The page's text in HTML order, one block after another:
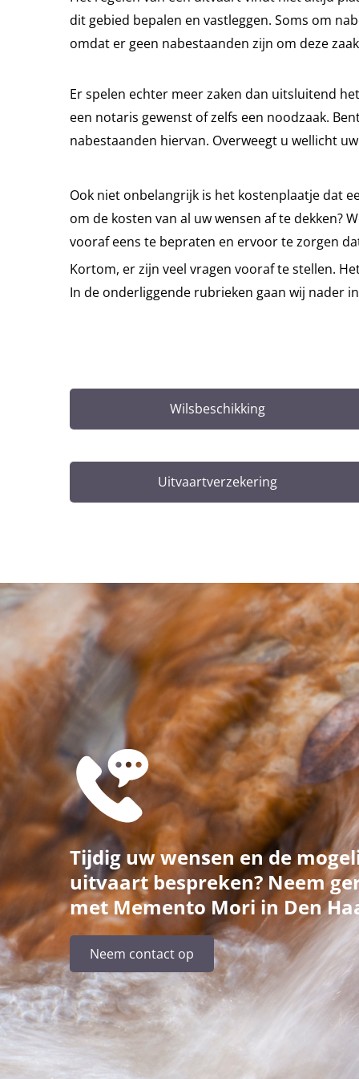
dit gebied bepalen en vastleggen. Soms om
omdat er geen nabestaanden zijn om deze
Er spelen echter meer zaken dan uitsluitend
een notaris gewenst of zelfs een noodzaak.
nabestaanden hiervan. Overweegt u wellicht
Ook niet onbelangrijk is het kostenplaatje dat
om de kosten van al uw wensen af te dekken?
vooraf eens te bepraten en ervoor te zorgen
Kortom, er zijn veel vragen vooraf te stellen.
In de onderliggende rubrieken gaan wij nader
Wilsbeschikking
Uitvaartverzekering
Tijdig uw wensen en de
uitvaart bespreken? Neem
met Memento Mori in Den
Neem contact op